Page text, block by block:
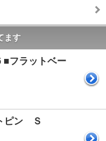
ます
■フラットベー
ピン Ｓ